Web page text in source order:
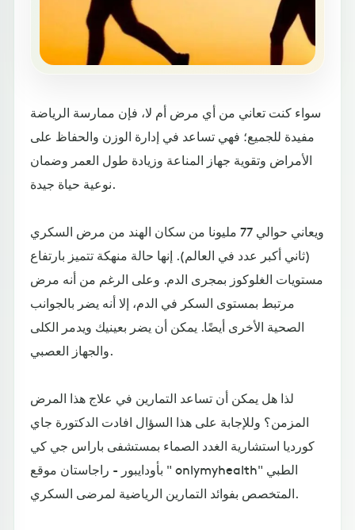
سواء كنت تعاني من أي مرض أم لا، فإن ممارسة الرياضة
مفيدة للجميع؛ فهي تساعد في إدارة الوزن والحفاظ على
الأمراض وتقوية جهاز المناعة وزيادة طول العمر وضمان
نوعية حياة جيدة.
ويعاني حوالي 77 مليونا من سكان الهند من مرض السكري
(ثاني أكبر عدد في العالم). إنها حالة منهكة تتميز بارتفاع
مستويات الغلوكوز بمجرى الدم. وعلى الرغم من أنه مرض
مرتبط بمستوى السكر في الدم، إلا أنه يضر بالجوانب
الصحية الأخرى أيضًا. يمكن أن يضر بعينيك ويدمر الكلى
والجهاز العصبي.
لذا هل يمكن أن تساعد التمارين في علاج هذا المرض
المزمن؟ وللإجابة على هذا السؤال افادت الدكتورة جاي
كورديا استشارية الغدد الصماء بمستشفى باراس جي كي
بأودايبور - راجاستان موقع " onlymyhealth" الطبي
المتخصص بفوائد التمارين الرياضية لمرضى السكري.